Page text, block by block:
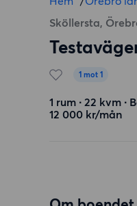
Sköllersta,
1 mot 1
1 rum ∙ 22 kvm ∙
12 000 kr/mån